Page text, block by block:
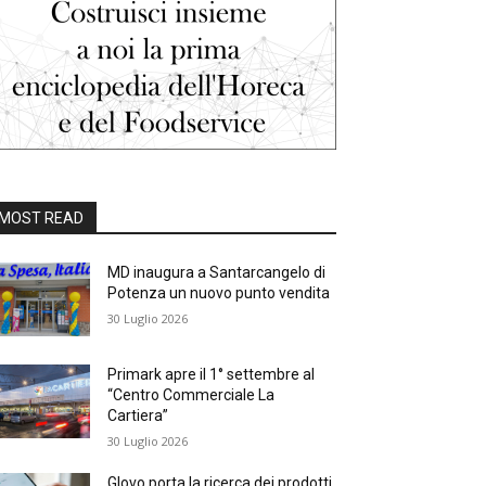
READ
MD inaugura a Santarcangelo di
Potenza un nuovo punto vendita
30 Luglio 2026
Primark apre il 1° settembre al
“Centro Commerciale La
Cartiera”
30 Luglio 2026